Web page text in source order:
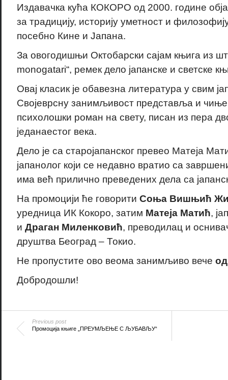
Издавачка кућа КОКОРО од 2000. године
за традицију, историју уметност и
посебно Кине и Јапана.
За овогодишњи Октобарски сајам књига из
monogatari“, ремек дело јапанске и светске
Овај класик је обавезна литература у свим
Својеврсну занимљивост представља и
психолошки роман на свету, писан из пера
једанаестог века.
Дело је са старојапанског превео Матеја
јапанолог који се недавно вратио са
има већ прилично преведених дела са
На промоцији ће говорити Соња Вишњић
уредница ИК Кокоро, затим Матеја Матић,
и Драган Миленковић, преводилац и
друштва Београд – Токио.
Не пропустите ово веома занимљиво вече
Добродошли!
Previous post
Промоција књиге „ПРЕУМЉЕЊЕ С ЉУБАВЉУ“